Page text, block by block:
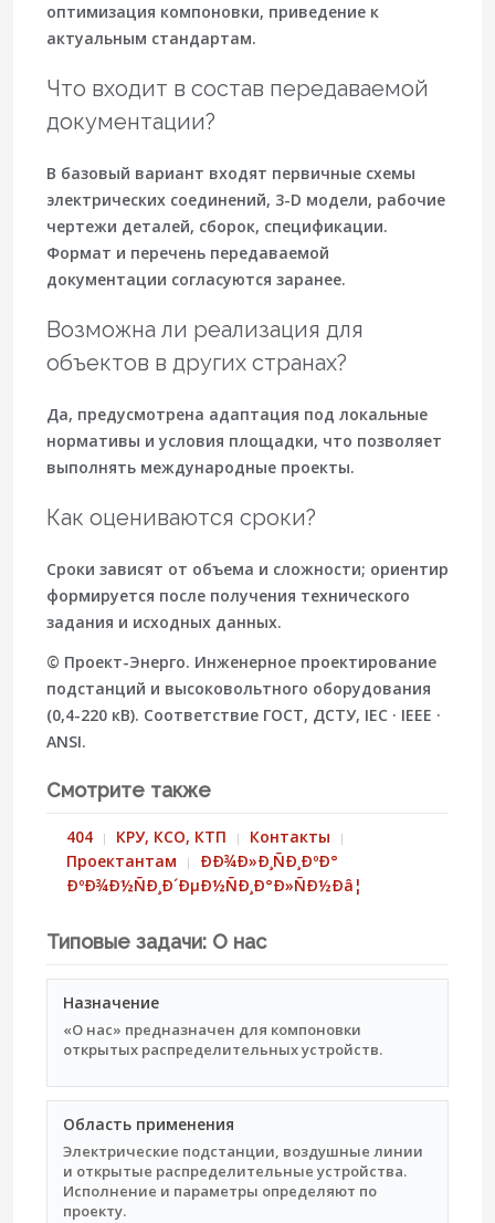
оптимизация компоновки, приведение к
актуальным стандартам.
Что входит в состав передаваемой
документации?
В базовый вариант входят первичные схемы
электрических соединений, 3-D модели, рабочие
чертежи деталей, сборок, спецификации.
Формат и перечень передаваемой
документации согласуются заранее.
Возможна ли реализация для
объектов в других странах?
Да, предусмотрена адаптация под локальные
нормативы и условия площадки, что позволяет
выполнять международные проекты.
Как оцениваются сроки?
Сроки зависят от объема и сложности; ориентир
формируется после получения технического
задания и исходных данных.
© Проект-Энерго. Инженерное проектирование
подстанций и высоковольтного оборудования
(0,4-220 кВ). Соответствие ГОСТ, ДСТУ, IEC · IEEE ·
ANSI.
Смотрите также
404 КРУ, КСО, КТП
Контакты
Проектантам
ÐÐ¾Ð»Ð¸ÑÐ¸ÐºÐ°
ÐºÐ¾Ð½ÑÐ¸Ð´ÐµÐ½ÑÐ¸Ð°Ð»ÑÐ½Ðâ¦
Типовые задачи: О нас
Назначение
«О нас» предназначен для компоновки
открытых распределительных устройств.
Область применения
Электрические подстанции, воздушные линии
и открытые распределительные устройства.
Исполнение и параметры определяют по
проекту.